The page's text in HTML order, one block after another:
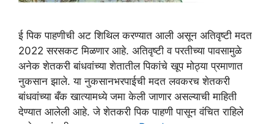
ई पिक पाहणीची अट शिथिल करण्यात आली असून अतिवृष्टी मदत
2022 सरसकट मिळणार आहे. अतिवृष्टी व परतीच्या पावसामुळे
अनेक शेतकरी बांधवांच्या शेतातील पिकांचे खूप मोठ्या प्रमाणात
नुकसान झाले. या नुकसानभरपाईची मदत लवकरच शेतकरी
बांधवांच्या बँक खात्यामध्ये जमा केली जाणार असल्याची माहिती
देण्यात आलेली आहे. जे शेतकरी पिक पाहणी पासून वंचित राहिले